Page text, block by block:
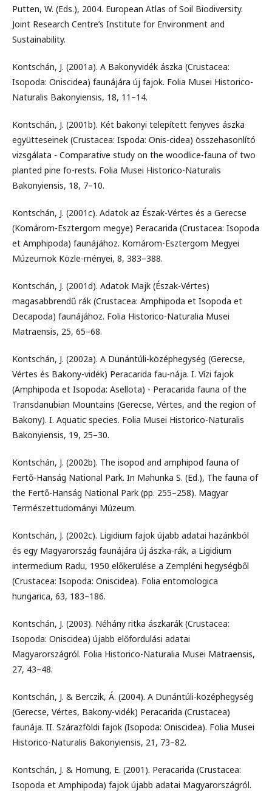
Putten, W. (Eds.), 2004. European Atlas of Soil Biodiversity.
Joint Research Centre’s Institute for Environment and
Sustainability.
Kontschán, J. (2001a). A Bakonyvidék ászka (Crustacea:
Isopoda: Oniscidea) faunájára új fajok. Folia Musei Historico-
Naturalis Bakonyiensis, 18, 11–14.
Kontschán, J. (2001b). Két bakonyi telepített fenyves ászka
együtteseinek (Crustacea: Ispoda: Onis-cidea) összehasonlító
vizsgálata - Comparative study on the woodlice-fauna of two
planted pine fo-rests. Folia Musei Historico-Naturalis
Bakonyiensis, 18, 7–10.
Kontschán, J. (2001c). Adatok az Észak-Vértes és a Gerecse
(Komárom-Esztergom megye) Peracarida (Crustacea: Isopoda
et Amphipoda) faunájához. Komárom-Esztergom Megyei
Múzeumok Közle-ményei, 8, 383–388.
Kontschán, J. (2001d). Adatok Majk (Észak-Vértes)
magasabbrendű rák (Crustacea: Amphipoda et Isopoda et
Decapoda) faunájához. Folia Historico-Naturalia Musei
Matraensis, 25, 65–68.
Kontschán, J. (2002a). A Dunántúli-középhegység (Gerecse,
Vértes és Bakony-vidék) Peracarida fau-nája. I. Vízi fajok
(Amphipoda et Isopoda: Asellota) - Peracarida fauna of the
Transdanubian Mountains (Gerecse, Vértes, and the region of
Bakony). I. Aquatic species. Folia Musei Historico-Naturalis
Bakonyiensis, 19, 25–30.
Kontschán, J. (2002b). The isopod and amphipod fauna of
Fertő-Hanság National Park. In Mahunka S. (Ed.), The fauna of
the Fertő-Hanság National Park (pp. 255–258). Magyar
Természettudományi Múzeum.
Kontschán, J. (2002c). Ligidium fajok újabb adatai hazánkból
és egy Magyarország faunájára új ászka-rák, a Ligidium
intermedium Radu, 1950 előkerülése a Zempléni hegységből
(Crustacea: Isopoda: Oniscidea). Folia entomologica
hungarica, 63, 183–186.
Kontschán, J. (2003). Néhány ritka ászkarák (Crustacea:
Isopoda: Oniscidea) újabb előfordulási adatai
Magyarországról. Folia Historico-Naturalia Musei Matraensis,
27, 43–48.
Kontschán, J. & Berczik, Á. (2004). A Dunántúli-középhegység
(Gerecse, Vértes, Bakony-vidék) Peracarida (Crustacea)
faunája. II. Szárazföldi fajok (Isopoda: Oniscidea). Folia Musei
Historico-Naturalis Bakonyiensis, 21, 73–82.
Kontschán, J. & Hornung, E. (2001). Peracarida (Crustacea:
Isopoda et Amphipoda) fajok újabb adatai Magyarországról.